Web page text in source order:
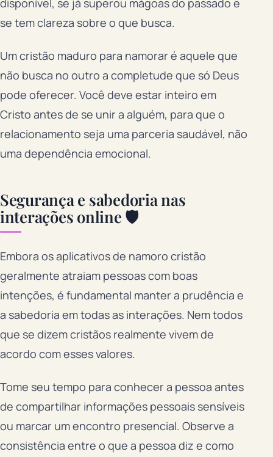
disponível, se já superou mágoas do passado e
se tem clareza sobre o que busca.
Um cristão maduro para namorar é aquele que
não busca no outro a completude que só Deus
pode oferecer. Você deve estar inteiro em
Cristo antes de se unir a alguém, para que o
relacionamento seja uma parceria saudável, não
uma dependência emocional.
Segurança e sabedoria nas
interações online 🛡️
Embora os aplicativos de namoro cristão
geralmente atraiam pessoas com boas
intenções, é fundamental manter a prudência e
a sabedoria em todas as interações. Nem todos
que se dizem cristãos realmente vivem de
acordo com esses valores.
Tome seu tempo para conhecer a pessoa antes
de compartilhar informações pessoais sensíveis
ou marcar um encontro presencial. Observe a
consistência entre o que a pessoa diz e como